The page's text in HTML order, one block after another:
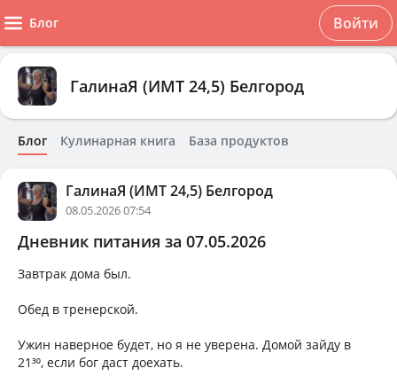
Блог Войти
ГалинаЯ (ИМТ 24,5) Белгород
Блог Кулинарная книга База продуктов
ГалинаЯ (ИМТ 24,5) Белгород
08.05.2026 07:54
Дневник питания за 07.05.2026
Завтрак дома был.
Обед в тренерской.
Ужин наверное будет, но я не уверена. Домой зайду в
21³⁰, если бог даст доехать.